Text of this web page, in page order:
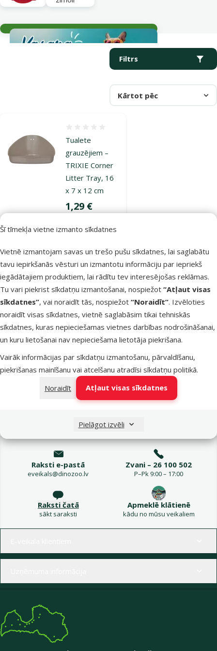
Šī tīmekļa vietne izmanto sīkdatnes
Vietnē izmantojam savas un trešo pušu sīkdatnes, lai saglabātu
tavu iepirkšanās vēsturi un izmantotu informāciju par iepriekš
iegādātajiem produktiem, lai rādītu tev interesējošas reklāmas.
Tu vari piekrist sīkdatņu izmantošanai, nospiežot “Atļaut visas
sīkdatnes”, vai noraidīt tās, nospiežot “Noraidīt”. Izvēloties
noraidīt visas sīkdatnes, vietnē saglabāsim tikai tehniskās
sīkdatnes, kuras nepieciešamas vietnes darbības nodrošināšanai,
un kuru lietošanai nav nepieciešama lietotāja piekrišana.
Vairāk informācijas par sīkdatņu izmantošanu, pārvaldīšanu,
piekrišanas mainīšanu vai atcelšanu atradīsi sīkdatņu politikā.
Noraidīt
Atļaut visas sīkdatnes
Pielāgot izvēli
Filtrs
Kārtot pēc
Produkti kategorijā Tualetes grauzējiem
Tualete
grauzējiem –
TRIXIE Corner
Litter Tray, 16
x 7 x 12 cm
Cena
1,29 €
Noliktavā
Tualete
grauzējiem –
TRIXIE Corner
Litter Tray, 36
x 30 x 21 cm
Atsauksmes 0%
Cena
3,99 €
Pievienot grozam
Raksti e-pastā
eveikals@dinozoo.lv
Zvani – 26 100 502
P–Pk 9:00 – 17:00
Raksti čatā
sākt saraksti
Apmeklē klātienē
kādu no mūsu veikaliem